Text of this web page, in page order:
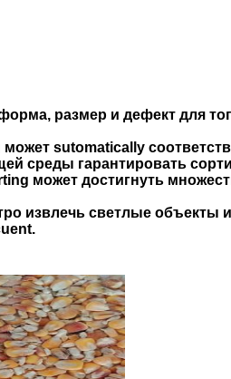
размер и дефект для
sutomatically
среды гарантировать
может достигнуть
извлечь светлые